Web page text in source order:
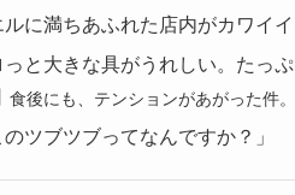
ルに満ちあふれた店内がカワイイ
っと大きな具がうれしい。たっ
食後にも、テンションがあがった件。
のツブツブってなんですか？」